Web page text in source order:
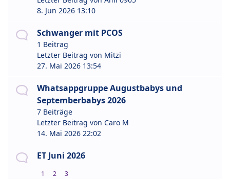
8. Jun 2026 13:10
Schwanger mit PCOS
1 Beitrag
Letzter Beitrag von Mitzi
27. Mai 2026 13:54
Whatsappgruppe Augustbabys und
Septemberbabys 2026
7 Beiträge
Letzter Beitrag von Caro M
14. Mai 2026 22:02
ET Juni 2026
1 2 3